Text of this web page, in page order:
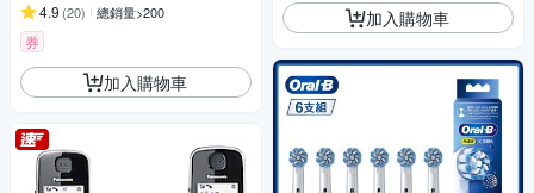
4.9 (20) 總銷量>200
券
加入購物車
加入購物車